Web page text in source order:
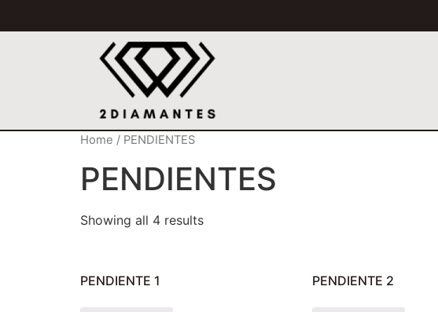
Home / PENDIENTES
PENDIENTES
Showing all 4 results
PENDIENTE 1 PENDIENTE 2